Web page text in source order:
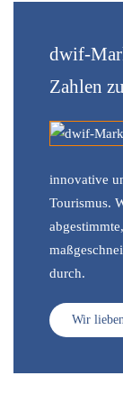
dwif-
Zahlen
innovative
Tourismus.
durch.
Wir